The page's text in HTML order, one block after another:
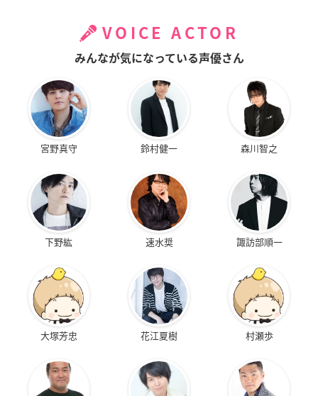
VOICE ACTOR
みんなが気になっている声優さん
宮野真守 鈴村健一 森川智之
下野紘 速水奨 諏訪部順一
大塚芳忠 花江夏樹 村瀬歩